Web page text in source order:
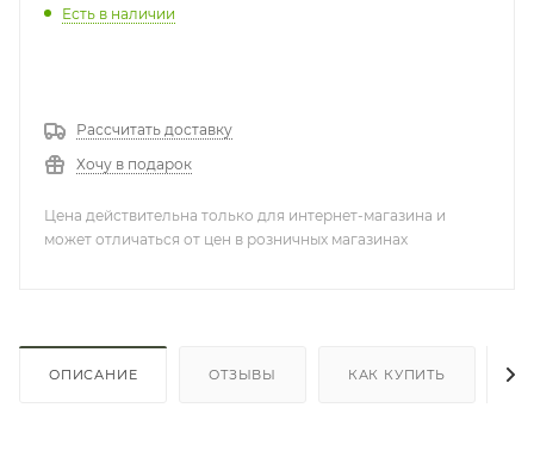
Есть в наличии
Рассчитать доставку
Хочу в подарок
Цена действительна только для интернет-магазина и
может отличаться от цен в розничных магазинах
ОПИСАНИЕ ОТЗЫВЫ КАК КУПИТЬ